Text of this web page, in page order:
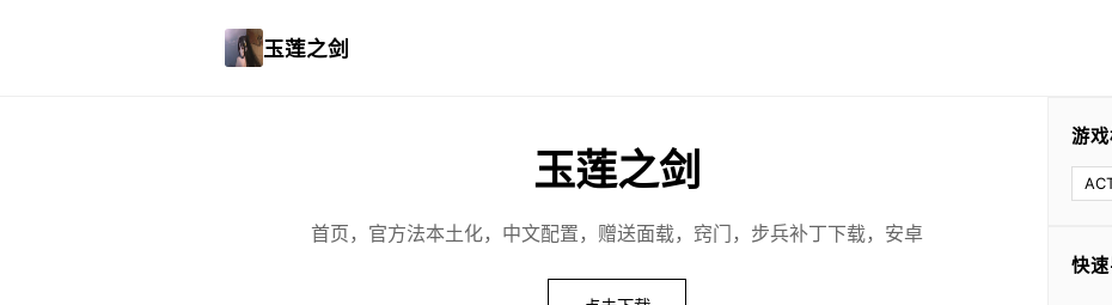
玉莲之剑
玉莲之剑
首页，官方法本土化，中文配置，赠送面载，窍门，步兵补丁下载，安卓
游
快